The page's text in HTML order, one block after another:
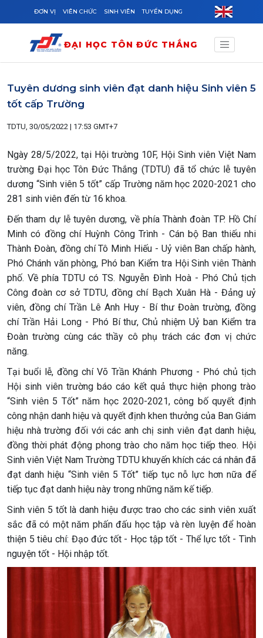
Skip to main content
ĐƠN VỊ VIÊN CHỨC SINH VIÊN TUYỂN DỤNG
ĐẠI HỌC TÔN ĐỨC THẮNG
Tuyên dương sinh viên đạt danh hiệu Sinh viên 5
tốt cấp Trường
TDTU, 30/05/2022 | 17:53 GMT+7
Ngày 28/5/2022, tại Hội trường 10F, Hội Sinh viên Việt Nam
trường Đại học Tôn Đức Thắng (TDTU) đã tổ chức lễ tuyên
dương “Sinh viên 5 tốt” cấp Trường năm học 2020-2021 cho
281 sinh viên đến từ 16 khoa.
Đến tham dự lễ tuyên dương, về phía Thành đoàn TP. Hồ Chí
Minh có đồng chí Huỳnh Công Trình - Cán bộ Ban thiếu nhi
Thành Đoàn, đồng chí Tô Minh Hiếu - Uỷ viên Ban chấp hành,
Phó Chánh văn phòng, Phó ban Kiểm tra Hội Sinh viên Thành
phố. Về phía TDTU có TS. Nguyễn Đình Hoà - Phó Chủ tịch
Công đoàn cơ sở TDTU, đồng chí Bạch Xuân Hà - Đảng uỷ
viên, đồng chí Trần Lê Anh Huy - Bí thư Đoàn trường, đồng
chí Trần Hải Long - Phó Bí thư, Chủ nhiệm Uỷ ban Kiểm tra
Đoàn trường cùng các thầy cô phụ trách các đơn vị chức
năng.
Tại buổi lễ, đồng chí Võ Trần Khánh Phương - Phó chủ tịch
Hội sinh viên trường báo cáo kết quả thực hiện phong trào
“Sinh viên 5 Tốt” năm học 2020-2021, công bố quyết định
công nhận danh hiệu và quyết định khen thưởng của Ban Giám
hiệu nhà trường đối với các anh chị sinh viên đạt danh hiệu,
đồng thời phát động phong trào cho năm học tiếp theo. Hội
Sinh viên Việt Nam Trường TDTU khuyến khích các cá nhân đã
đạt danh hiệu “Sinh viên 5 Tốt” tiếp tục nỗ lực hơn nữa để
tiếp tục đạt danh hiệu này trong những năm kế tiếp.
Sinh viên 5 tốt là danh hiệu được trao cho các sinh viên xuất
sắc đã có một năm phấn đấu học tập và rèn luyện để hoàn
thiện 5 tiêu chí: Đạo đức tốt - Học tập tốt - Thể lực tốt - Tình
nguyện tốt - Hội nhập tốt.